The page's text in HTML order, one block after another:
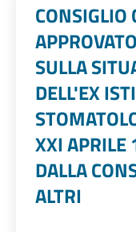
CONSIGLIO
SULLA
DELL'EX
XXI APRILE
DALLA
ALTRI